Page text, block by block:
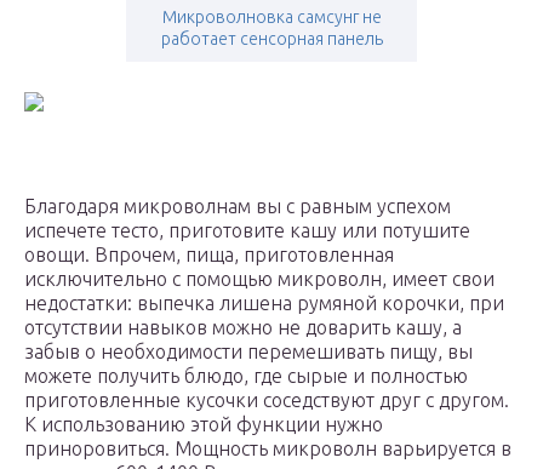
Микроволновка самсунг не
работает сенсорная панель
Благодаря микроволнам вы с равным успехом
испечете тесто, приготовите кашу или потушите
овощи. Впрочем, пища, приготовленная
исключительно с помощью микроволн, имеет свои
недостатки: выпечка лишена румяной корочки, при
отсутствии навыков можно не доварить кашу, а
забыв о необходимости перемешивать пищу, вы
можете получить блюдо, где сырые и полностью
приготовленные кусочки соседствуют друг с другом.
К использованию этой функции нужно
приноровиться. Мощность микроволн варьируется в